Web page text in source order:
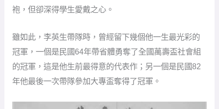
袍，但卻深得學生愛戴之心。
雖如此，李英生帶隊時，曾經留下幾個他一生最光彩的
冠軍，一個是民國64年帶省體勇奪了全國萬壽盃社會組
的冠軍，這是他生前最得意的代表作；另一個是民國82
年他最後一次帶隊參加大專盃奪得了冠軍。